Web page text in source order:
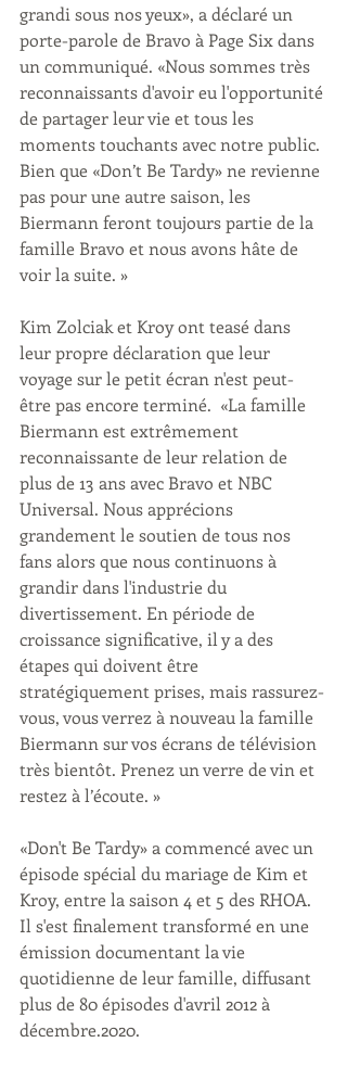
grandi sous nos yeux», a déclaré un
porte-parole de Bravo à Page Six dans
un communiqué. «Nous sommes très
reconnaissants d'avoir eu l'opportunité
de partager leur vie et tous les
moments touchants avec notre public.
Bien que «Don’t Be Tardy» ne revienne
pas pour une autre saison, les
Biermann feront toujours partie de la
famille Bravo et nous avons hâte de
voir la suite. »
Kim Zolciak et Kroy ont teasé dans
leur propre déclaration que leur
voyage sur le petit écran n'est peut-
être pas encore terminé.  «La famille
Biermann est extrêmement
reconnaissante de leur relation de
plus de 13 ans avec Bravo et NBC
Universal. Nous apprécions
grandement le soutien de tous nos
fans alors que nous continuons à
grandir dans l'industrie du
divertissement. En période de
croissance significative, il y a des
étapes qui doivent être
stratégiquement prises, mais rassurez-
vous, vous verrez à nouveau la famille
Biermann sur vos écrans de télévision
très bientôt. Prenez un verre de vin et
restez à l’écoute. »
«Don't Be Tardy» a commencé avec un
épisode spécial du mariage de Kim et
Kroy, entre la saison 4 et 5 des RHOA.
Il s'est finalement transformé en une
émission documentant la vie
quotidienne de leur famille, diffusant
plus de 80 épisodes d'avril 2012 à
décembre.2020.